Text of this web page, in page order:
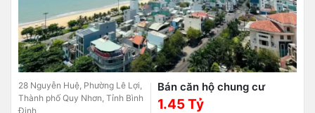
28 Nguyễn Huệ, Phường Lê Lợi,
Thành phố Quy Nhơn, Tỉnh Bình
Định
Bán căn hộ chung cư
1.45 Tỷ